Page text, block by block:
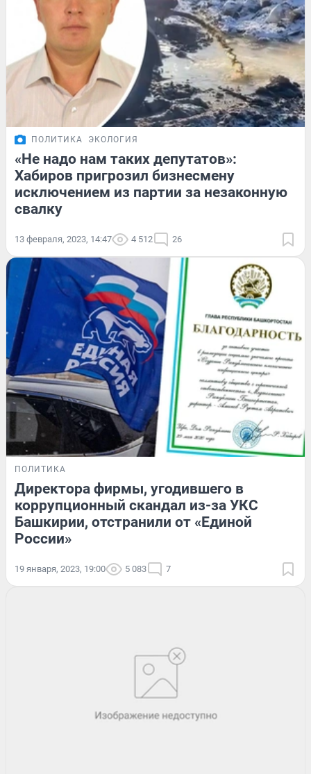
ПОЛИТИКА ЭКОЛОГИЯ
«Не надо нам таких депутатов»:
Хабиров пригрозил бизнесмену
исключением из партии за незаконную
свалку
13 февраля, 2023, 14:47 4 512 26
ПОЛИТИКА
Директора фирмы, угодившего в
коррупционный скандал из-за УКС
Башкирии, отстранили от «Единой
России»
19 января, 2023, 19:00 5 083 7